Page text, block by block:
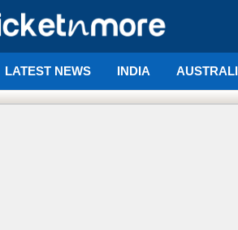
LATEST NEWS INDIA